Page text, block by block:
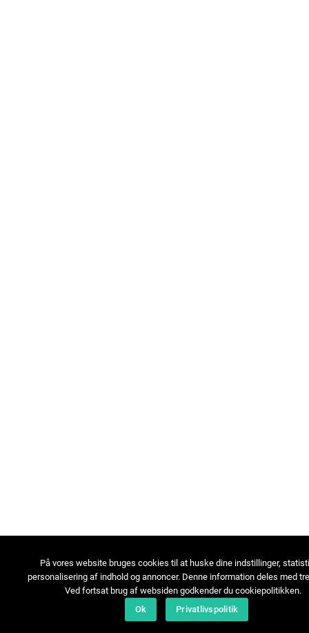
På vores website bruges cookies til at huske dine indstillinger,
personalisering af indhold og annoncer. Denne information deles med
Ved fortsat brug af websiden godkender du cookiepolitikken.
Ok
Privatlivspolitik